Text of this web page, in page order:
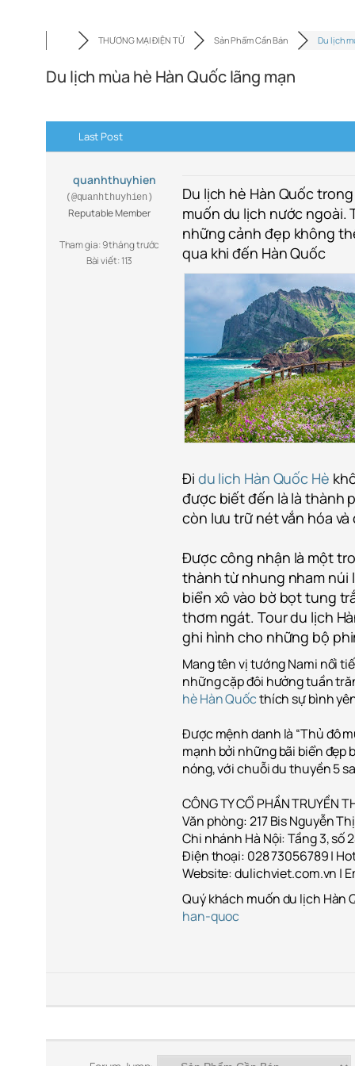
THƯƠNG MẠI ĐIỆN TỬ Sản Phẩm Cần Bán Du lịch
Du lịch mùa hè Hàn Quốc lãng mạn
Last Post
quanhthuyhien
(@quanhthuyhien)
Reputable Member
Tham gia: 9 tháng trước
Bài viết: 113
Du lịch hè Hàn Quốc
muốn du lịch nước ngoài.
những cảnh đẹp không
qua khi đến Hàn Quốc
Đi du lich Hàn Quốc Hè
được biết đến là là thành
còn lưu trữ nét vắn hóa
Được công nhận là một
thành từ nhung nham núi
biển xô vào bờ bọt tung
thơm ngát. Tour du lịch
ghi hình cho những bộ
Mang tên vị tướng Nami nổi
những cặp đôi hưởng tuần
hè Hàn Quốcthích sự bình
Được mệnh danh là “Thủ đô
mạnh bởi những bãi biển đẹp
nóng, với chuỗi du thuyền 5
CÔNG TY CỔ PHẦN TRUYỀN
Văn phòng: 217 Bis Nguyễn
Chi nhánh Hà Nội: Tầng 3, số
Điện thoại: 028 73056789 |
Website: dulichviet.com.vn |
Quý khách muốn du lịch Hàn
han-quoc